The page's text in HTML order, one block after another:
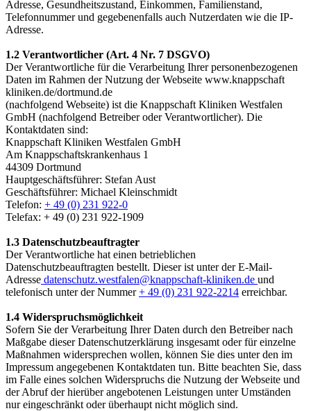
Adresse, Gesundheitszustand, Einkommen, Familienstand,
Telefonnummer und gegebenenfalls auch Nutzerdaten wie die IP-
Adresse.
1.2 Verantwortlicher (Art. 4 Nr. 7 DSGVO)
Der Verantwortliche für die Verarbeitung Ihrer personenbezogenen
Daten im Rahmen der Nutzung der Webseite www.knappschaft
kliniken.de/dortmund.de
(nachfolgend Webseite) ist die Knappschaft Kliniken Westfalen
GmbH (nachfolgend Betreiber oder Verantwortlicher). Die
Kontaktdaten sind:
Knappschaft Kliniken Westfalen GmbH
Am Knappschaftskrankenhaus 1
44309 Dortmund
Hauptgeschäftsführer: Stefan Aust
Geschäftsführer: Michael Kleinschmidt
Telefon: + 49 (0) 231 922-0
Telefax: + 49 (0) 231 922-1909
1.3 Datenschutzbeauftragter
Der Verantwortliche hat einen betrieblichen
Datenschutzbeauftragten bestellt. Dieser ist unter der E-Mail-
Adresse datenschutz.westfalen@knappschaft-kliniken.de und
telefonisch unter der Nummer+ 49 (0) 231 922-2214 erreichbar.
1.4 Widerspruchsmöglichkeit
Sofern Sie der Verarbeitung Ihrer Daten durch den Betreiber nach
Maßgabe dieser Datenschutzerklärung insgesamt oder für einzelne
Maßnahmen widersprechen wollen, können Sie dies unter den im
Impressum angegebenen Kontaktdaten tun. Bitte beachten Sie, dass
im Falle eines solchen Widerspruchs die Nutzung der Webseite und
der Abruf der hierüber angebotenen Leistungen unter Umständen
nur eingeschränkt oder überhaupt nicht möglich sind.